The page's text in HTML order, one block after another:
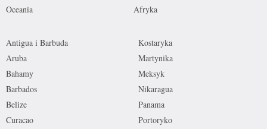
Oceania
Afryka
Antigua i Barbuda
Aruba
Bahamy
Barbados
Belize
Curacao
Kostaryka
Martynika
Meksyk
Nikaragua
Panama
Portoryko